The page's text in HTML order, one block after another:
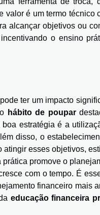
valor é um termo técnico
alcançar objetivos ou
o ensino
ter um impacto
hábito de poupar
estratégia é a
disso, o
atingir esses objetivos,
promove o
com o tempo. É
financeiro mais
educação financeira